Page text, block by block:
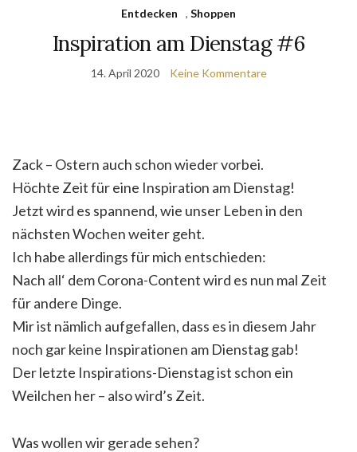
Entdecken , Shoppen
Inspiration am Dienstag #6
14. April 2020 Keine Kommentare
Zack – Ostern auch schon wieder vorbei.
Höchte Zeit für eine Inspiration am Dienstag!
Jetzt wird es spannend, wie unser Leben in den
nächsten Wochen weiter geht.
Ich habe allerdings für mich entschieden:
Nach all‘ dem Corona-Content wird es nun mal Zeit
für andere Dinge.
Mir ist nämlich aufgefallen, dass es in diesem Jahr
noch gar keine Inspirationen am Dienstag gab!
Der letzte Inspirations-Dienstag ist schon ein
Weilchen her – also wird’s Zeit.
Was wollen wir gerade sehen?